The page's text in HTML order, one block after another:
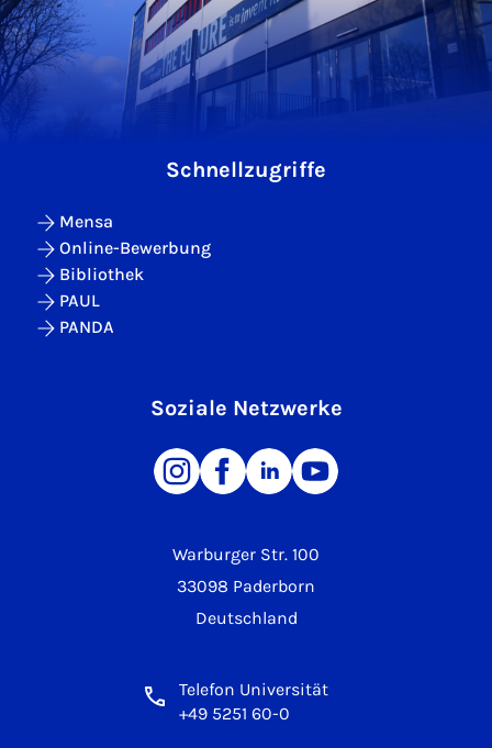
Warburger Str. 100
33098 Paderborn
Deutschland
Telefon Universität
+49 5251 60-0
Schnellzugriffe
Mensa
Online-Bewerbung
Bibliothek
PAUL
PANDA
Soziale Netzwerke